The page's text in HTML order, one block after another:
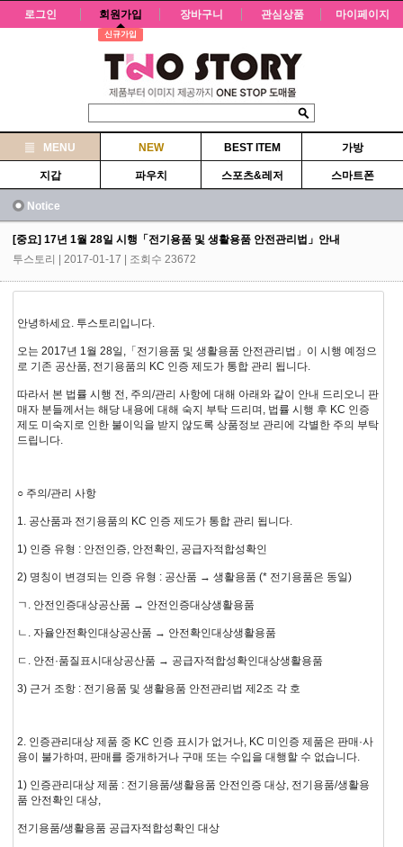
로그인 회원가입
신규가입
장바구니 관심상품 마이페이지
MENU NEW BEST ITEM 가방
지갑 파우치 스포츠&레저 스마트폰
Notice
[중요] 17년 1월 28일 시행「전기용품 및 생활용품 안전관리법」안내
투스토리
| 2017-01-17 | 조회수 23672
안녕하세요. 투스토리입니다.
오는 2017년 1월 28일,「전기용품 및 생활용품 안전관리법」이 시행 예정으
로 기존 공산품, 전기용품의 KC 인증 제도가 통합 관리 됩니다.
따라서 본 법률 시행 전, 주의/관리 사항에 대해 아래와 같이 안내 드리오니 판
매자 분들께서는 해당 내용에 대해 숙지 부탁 드리며, 법률 시행 후 KC 인증
제도 미숙지로 인한 불이익을 받지 않도록 상품정보 관리에 각별한 주의 부탁
드립니다.
○ 주의/관리 사항
1. 공산품과 전기용품의 KC 인증 제도가 통합 관리 됩니다.
1) 인증 유형 : 안전인증, 안전확인, 공급자적합성확인
2) 명칭이 변경되는 인증 유형 : 공산품 → 생활용품 (* 전기용품은 동일)
ㄱ. 안전인증대상공산품 → 안전인증대상생활용품
ㄴ. 자율안전확인대상공산품 → 안전확인대상생활용품
ㄷ. 안전·품질표시대상공산품 → 공급자적합성확인대상생활용품
3) 근거 조항 : 전기용품 및 생활용품 안전관리법 제2조 각 호
2. 인증관리대상 제품 중 KC 인증 표시가 없거나, KC 미인증 제품은 판매·사
용이 불가하며, 판매를 중개하거나 구매 또는 수입을 대행할 수 없습니다.
1) 인증관리대상 제품 : 전기용품/생활용품 안전인증 대상, 전기용품/생활용
품 안전확인 대상,
전기용품/생활용품 공급자적합성확인 대상